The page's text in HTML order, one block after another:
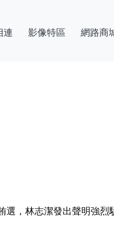
連 影像特區 網路商
，林志潔發出聲明強